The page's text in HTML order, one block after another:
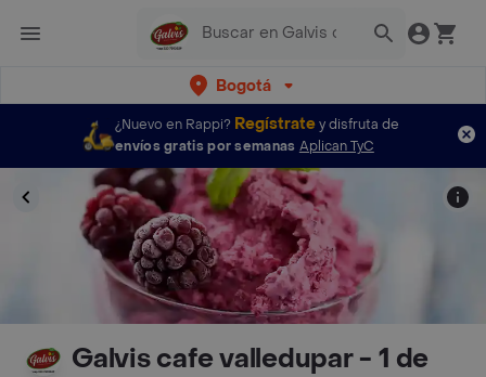
Bogotá
¿Nuevo en Rappi? Regístratey disfruta de
envíos gratis por semanas Aplican TyC
Galvis cafe valledupar - 1 de